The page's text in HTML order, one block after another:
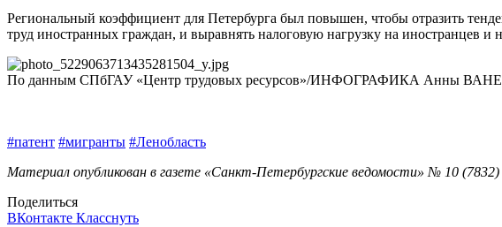
Региональный коэффициент для Петербурга был повышен, чтобы отразить
труд иностранных граждан, и выравнять налоговую нагрузку на иностранцев и
По данным СПбГАУ «Центр трудовых ресурсов»/ИНФОГРАФИКА Анны
#патент #мигранты #Ленобласть
Материал опубликован в газете «Санкт-Петербургские ведомости» № 10
Поделиться
ВКонтакте Класснуть